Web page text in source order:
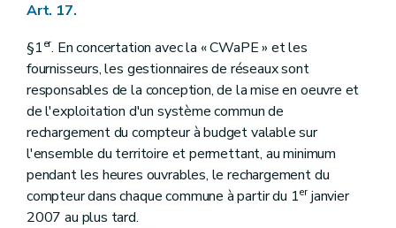
Art. 17.
§1er. En concertation avec la « CWaPE » et les
fournisseurs, les gestionnaires de réseaux sont
responsables de la conception, de la mise en oeuvre et
de l'exploitation d'un système commun de
rechargement du compteur à budget valable sur
l'ensemble du territoire et permettant, au minimum
pendant les heures ouvrables, le rechargement du
compteur dans chaque commune à partir du 1erjanvier
2007 au plus tard.